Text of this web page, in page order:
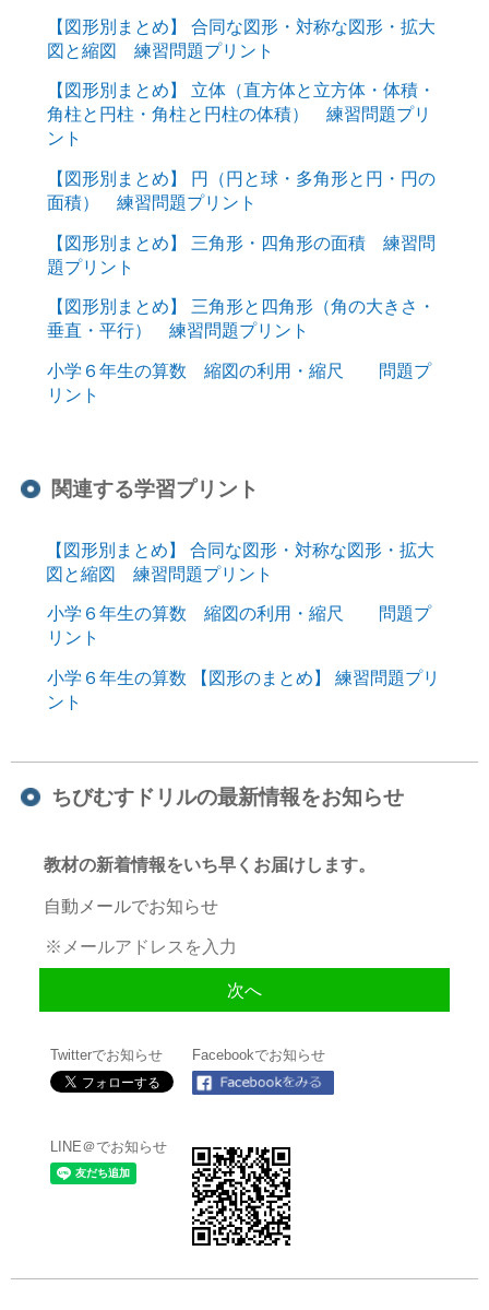
【図形別まとめ】 合同な図形・対称な図形・拡大
図と縮図 練習問題プリント
【図形別まとめ】 立体（直方体と立方体・体積・
角柱と円柱・角柱と円柱の体積） 練習問題プリ
ント
【図形別まとめ】 円（円と球・多角形と円・円の
面積） 練習問題プリント
【図形別まとめ】 三角形・四角形の面積 練習問
題プリント
【図形別まとめ】 三角形と四角形（角の大きさ・
垂直・平行） 練習問題プリント
小学６年生の算数 縮図の利用・縮尺 問題プ
リント
関連する学習プリント
【図形別まとめ】 合同な図形・対称な図形・拡大
図と縮図 練習問題プリント
小学６年生の算数 縮図の利用・縮尺 問題プ
リント
小学６年生の算数 【図形のまとめ】 練習問題プリ
ント
ちびむすドリルの最新情報をお知らせ
教材の新着情報をいち早くお届けします。
自動メールでお知らせ
Twitterでお知らせ Facebookでお知らせ
LINE＠でお知らせ